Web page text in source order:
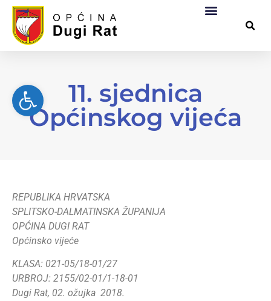
11. sjednica
Općinskog vijeća
REPUBLIKA HRVATSKA
SPLITSKO-DALMATINSKA ŽUPANIJA
OPĆINA DUGI RAT
Općinsko vijeće
KLASA: 021-05/18-01/27
URBROJ: 2155/02-01/1-18-01
Dugi Rat, 02. ožujka 2018.
Open toolbar